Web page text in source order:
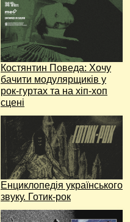
Костянтин Поведа: Хочу
бачити модулярщиків у
рок-гуртах та на хіп-хоп
сцені
Енциклопедія українського
звуку. Готик-рок